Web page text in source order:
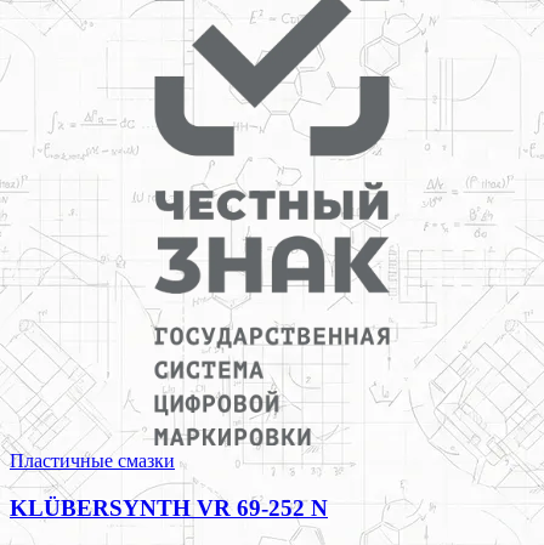
Пластичные смазки
KLÜBERSYNTH VR 69-252 N